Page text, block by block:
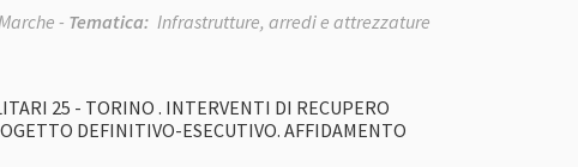
- Tematica: Infrastrutture, arredi e attrezzature
25 - TORINO . INTERVENTI DI RECUPERO
DEFINITIVO-ESECUTIVO. AFFIDAMENTO